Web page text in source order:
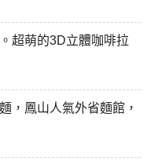
超萌的3D立體咖啡拉
，鳳山人氣外省麵館，